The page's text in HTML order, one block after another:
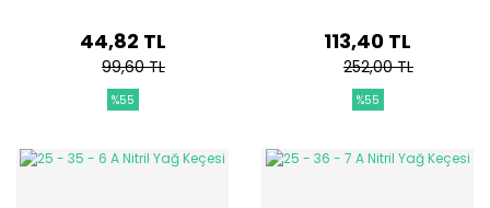
44,82 TL
99,60 TL
%55
113,40 TL
252,00 TL
%55